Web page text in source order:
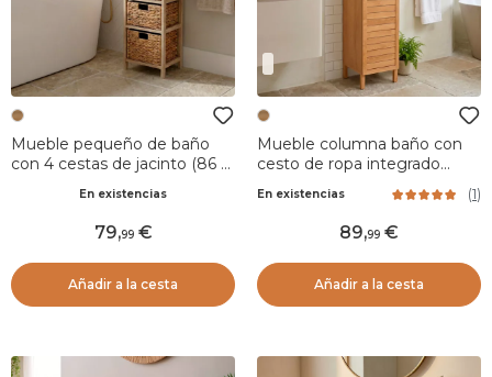
Mueble pequeño de baño
con 4 cestas de jacinto (86 x
En existencias
79,99
Añadir a la cesta
Mueble columna baño con
cesto de ropa integrado
Colonial Natural
En existencias (1)
89,99
Añadir a la cesta